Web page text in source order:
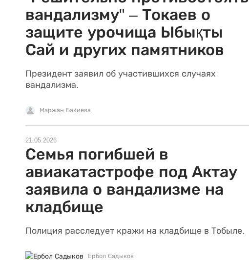
вандализму" – Токаев о
защите урочища Ыбықты
Сай и других памятников
Президент заявил об участившихся случаях
вандализма.
Маржан Бакиева
21.05.2026
Семья погибшей в
авиакатастрофе под Актау
заявила о вандализме на
кладбище
Полиция расследует кражи на кладбище в Тобыле.
Ербол Садыков